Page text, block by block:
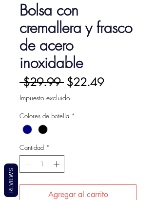
Bolsa con
cremallera y frasco
de acero
inoxidable
$29.99 Precio
$22.49Precio
Impuesto excluido
Colores de botella *
Cantidad *
Agregar al carrito
REVIEWS